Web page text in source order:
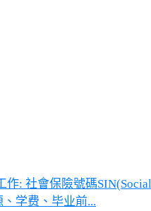
作: 社會保險號碼
学费、毕业前...